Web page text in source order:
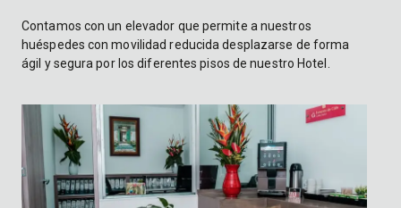
Contamos con un elevador que permite a nuestros
huéspedes con movilidad reducida desplazarse de forma
ágil y segura por los diferentes pisos de nuestro Hotel.